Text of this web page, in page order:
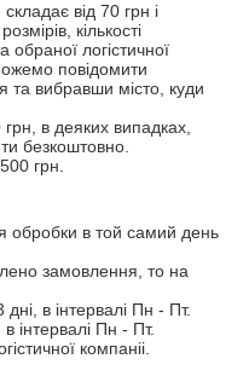
від 70 грн і
кількості
логістичної
повідомити
вибравши місто, куди
в деяких випадках,
безкоштовно.
грн.
обробки в той самий день
замовлення, то на
в інтервалі Пн - Пт.
інтервалі Пн - Пт.
компаніі.